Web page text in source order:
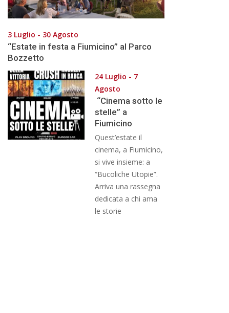
3 Luglio - 30 Agosto
“Estate in festa a Fiumicino” al Parco
Bozzetto
24 Luglio - 7
Agosto
“Cinema sotto le
stelle” a
Fiumicino
Quest’estate il
cinema, a Fiumicino,
si vive insieme: a
“Bucoliche Utopie”.
Arriva una rassegna
dedicata a chi ama
le storie